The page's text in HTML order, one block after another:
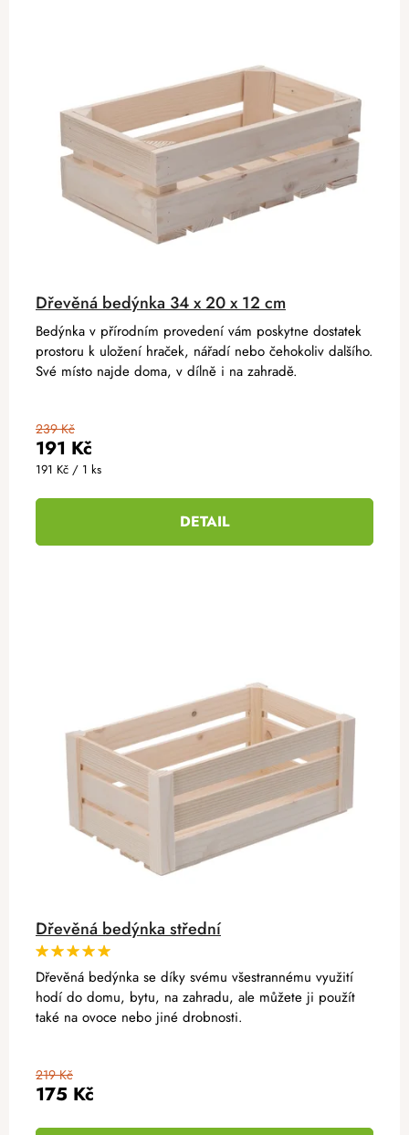
Dřevěná bedýnka 34 x 20 x 12 cm
191 Kč
239 Kč
Měrná
191 Kč / 1 ks
DETAIL
Bedýnka v přírodním provedení vám poskytne dostatek
prostoru k uložení hraček, nářadí nebo čehokoliv dalšího.
Své místo najde doma, v dílně i na zahradě.
Dřevěná bedýnka střední
175 Kč
219 Kč
Dřevěná bedýnka se díky svému všestrannému využití
hodí do domu, bytu, na zahradu, ale můžete ji použít
také na ovoce nebo jiné drobnosti.